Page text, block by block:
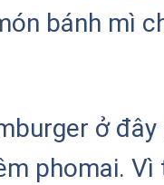
bánh mì
ở
phomai.